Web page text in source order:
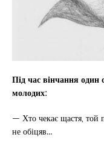
Під час вінчання один
молодих:
— Хто чекає щастя, той
не обіцяв…